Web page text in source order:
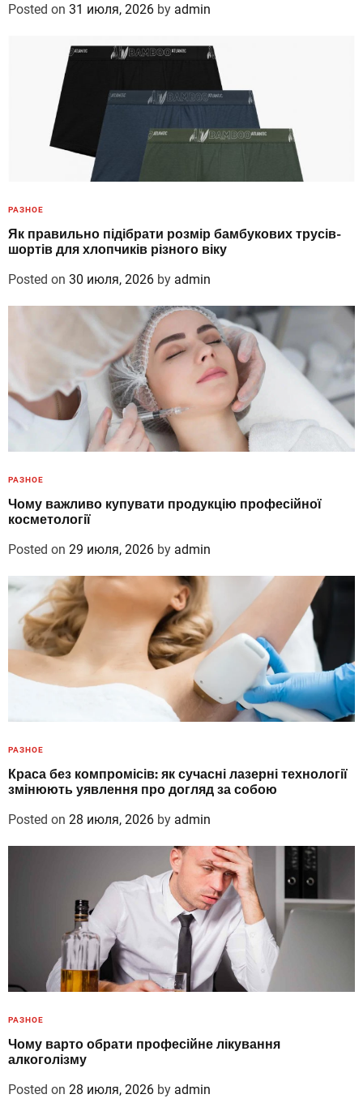
Posted on 31 июля, 2026 by admin
РАЗНОЕ
Як правильно підібрати розмір бамбукових трусів-
шортів для хлопчиків різного віку
Posted on 30 июля, 2026 by admin
РАЗНОЕ
Чому важливо купувати продукцію професійної
косметології
Posted on 29 июля, 2026 by admin
РАЗНОЕ
Краса без компромісів: як сучасні лазерні технології
змінюють уявлення про догляд за собою
Posted on 28 июля, 2026 by admin
РАЗНОЕ
Чому варто обрати професійне лікування
алкоголізму
Posted on 28 июля, 2026 by admin